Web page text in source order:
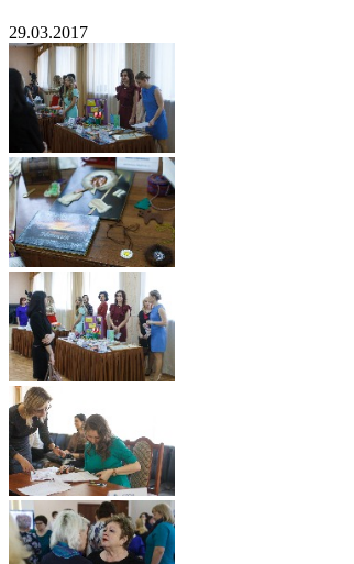
29.03.2017